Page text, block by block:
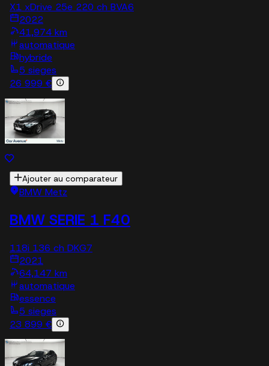
X1 xDrive 25e 220 ch BVA6
2022
41,974 km
automatique
hybride
5 sieges
26 999 €
Ajouter au comparateur
BMW Metz
BMW SERIE 1 F40
118i 136 ch DKG7
2021
64,147 km
automatique
essence
5 sieges
23 899 €